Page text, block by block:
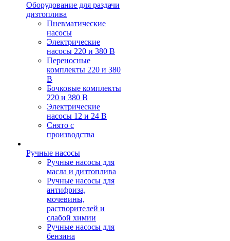
Оборудование для раздачи
дизтоплива
Пневматические
насосы
Электрические
насосы 220 и 380 В
Переносные
комплекты 220 и 380
В
Бочковые комплекты
220 и 380 В
Электрические
насосы 12 и 24 В
Снято с
производства
Ручные насосы
Ручные насосы для
масла и дизтоплива
Ручные насосы для
антифриза,
мочевины,
растворителей и
слабой химии
Ручные насосы для
бензина